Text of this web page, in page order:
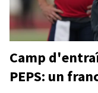
Camp
PEPS: un